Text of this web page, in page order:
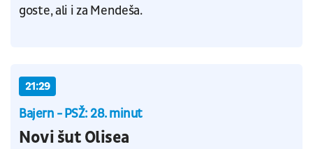
goste, ali i za Mendeša.
21:29
Bajern - PSŽ: 28. minut
Novi šut Olisea